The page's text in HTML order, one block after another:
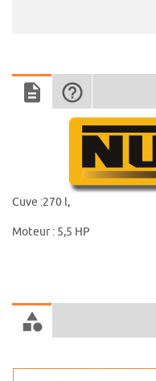
Cuve :270 l,
Moteur : 5,5 HP